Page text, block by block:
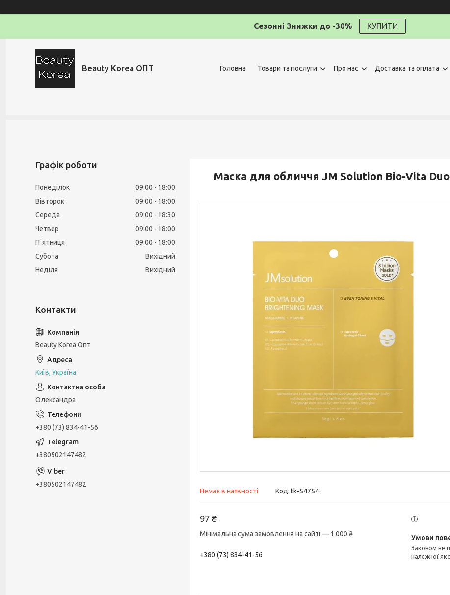
Сезонні Знижки до -30% КУПИТИ
Beauty Korea ОПТ Головна Товари та послуги Про нас Доставка та оплата
Маска для обличчя JM Solution Bio-Vita
Немає в наявності Код: tk-54754
97 ₴
Мінімальна сума замовлення на сайті — 1 000 ₴
+380 (73) 834-41-56
Законом не передбачено повернення та обмін даного товару
належної
Графік роботи
Понеділок 09:00
18:00
Вівторок
09:00
18:00
Середа
09:00
18:30
Четвер
09:00
18:00
Пʼятниця
09:00
18:00
Субота
Вихідний
Неділя
Вихідний
Beauty Korea Опт
Київ, Україна
Олександра
+380 (73) 834-41-56
+380502147482
+380502147482